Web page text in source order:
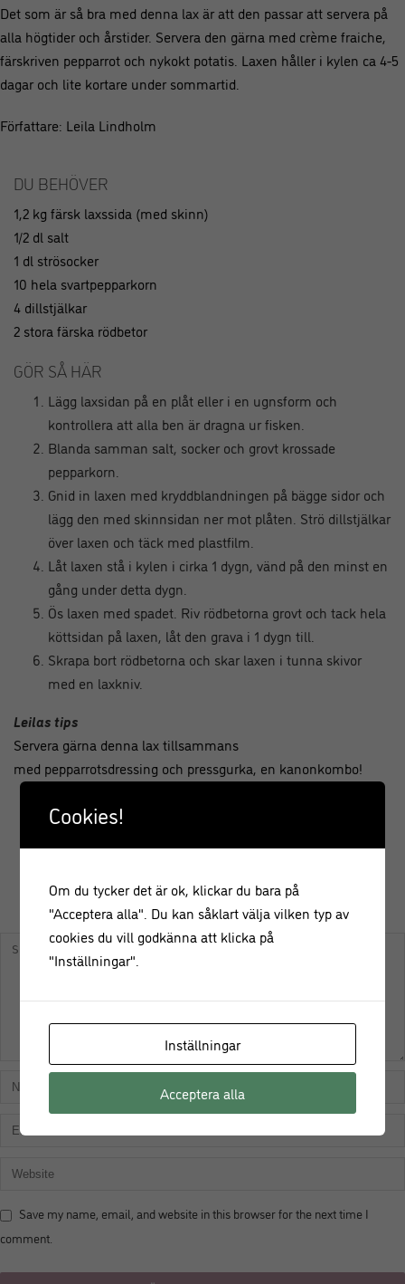
Det som är så bra med denna lax är att den passar att servera på
alla högtider och årstider. Servera den gärna med crème fraiche,
färskriven pepparrot och nykokt potatis. Laxen håller i kylen ca 4-5
dagar och lite kortare under sommartid.
Författare: Leila Lindholm
DU BEHÖVER
1,2 kg färsk laxssida (med skinn)
1/2 dl salt
1 dl strösocker
10 hela svartpepparkorn
4 dillstjälkar
2 stora färska rödbetor
GÖR SÅ HÄR
Lägg laxsidan på en plåt eller i en ugnsform och
kontrollera att alla ben är dragna ur fisken.
Blanda samman salt, socker och grovt krossade
pepparkorn.
Gnid in laxen med kryddblandningen på bägge sidor och
lägg den med skinnsidan ner mot plåten. Strö dillstjälkar
över laxen och täck med plastfilm.
Låt laxen stå i kylen i cirka 1 dygn, vänd på den minst en
gång under detta dygn.
Ös laxen med spadet. Riv rödbetorna grovt och tack hela
köttsidan på laxen, låt den grava i 1 dygn till.
Skrapa bort rödbetorna och skar laxen i tunna skivor
med en laxkniv.
Leilas tips
Servera gärna denna lax tillsammans
med pepparrotsdressing och pressgurka, en kanonkombo!
KOMMENTERA
Save my name, email, and website in this browser for the next time I
comment.
Cookies!
Om du tycker det är ok, klickar du bara på
"Acceptera alla". Du kan såklart välja vilken typ av
cookies du vill godkänna att klicka på
"Inställningar".
Inställningar
Acceptera alla